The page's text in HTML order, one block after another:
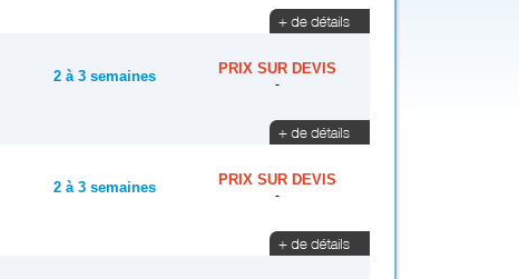
2 à 3 semaines PRIX SUR DEVIS
-
2 à 3 semaines PRIX SUR DEVIS
-